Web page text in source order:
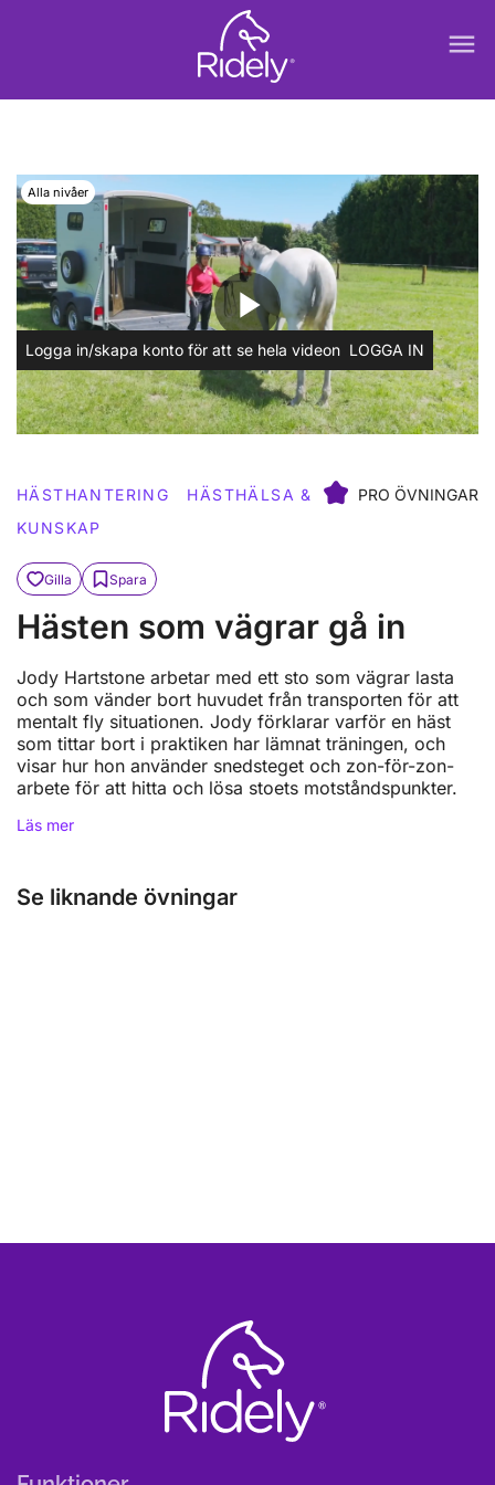
menu
play_arrow
Alla nivåer
Logga in/skapa konto för att se hela videon LOGGA IN
HÄSTHANTERING
HÄSTHÄLSA &
KUNSKAP
PRO ÖVNINGAR
Gilla Spara
Hästen som vägrar gå in
Jody Hartstone arbetar med ett sto som vägrar lasta
och som vänder bort huvudet från transporten för att
mentalt fly situationen. Jody förklarar varför en häst
som tittar bort i praktiken har lämnat träningen, och
visar hur hon använder snedsteget och zon-för-zon-
arbete för att hitta och lösa stoets motståndspunkter.
Läs mer
Se liknande övningar